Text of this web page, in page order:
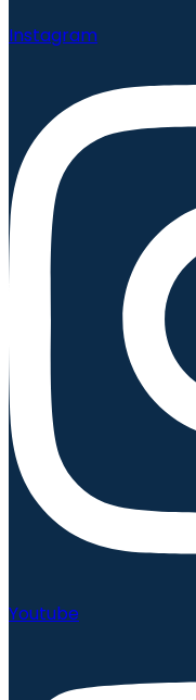
Instagram
Youtube